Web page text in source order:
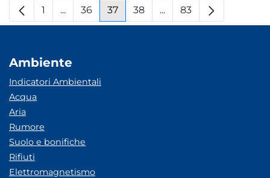
Pagina
1 ...Pagine intermedie
Pagina
36 Pagina
37 Pagina
38 ...Pagine intermedie
Pagina
83
Ambiente
Indicatori Ambientali
Acqua
Aria
Rumore
Suolo e bonifiche
Rifiuti
Elettromagnetismo